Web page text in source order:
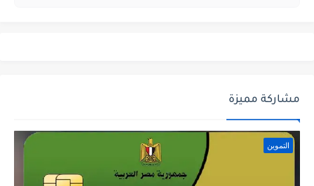
مشاركة مميزة
التموين